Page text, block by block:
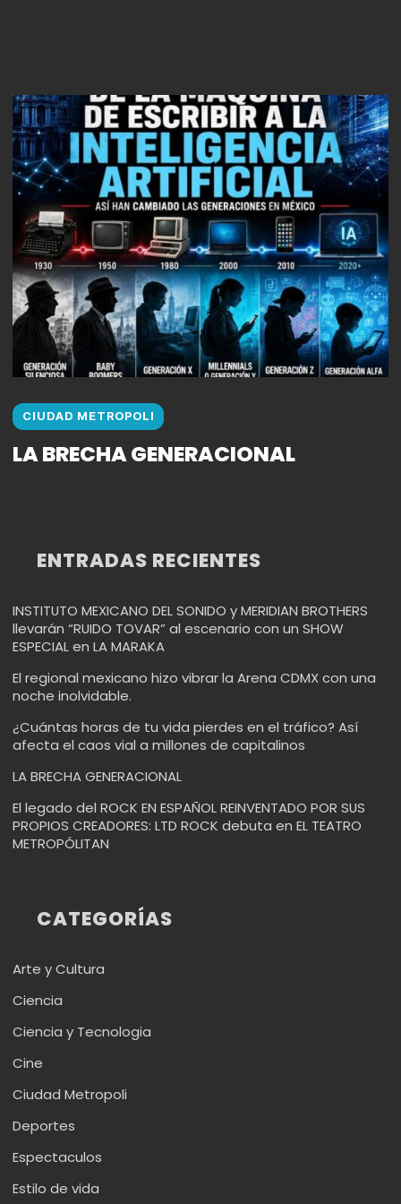
CIUDAD METROPOLI
LA BRECHA GENERACIONAL
ENTRADAS RECIENTES
INSTITUTO MEXICANO DEL SONIDO y MERIDIAN BROTHERS
llevarán “RUIDO TOVAR” al escenario con un SHOW
ESPECIAL en LA MARAKA
El regional mexicano hizo vibrar la Arena CDMX con una
noche inolvidable.
¿Cuántas horas de tu vida pierdes en el tráfico? Así
afecta el caos vial a millones de capitalinos
LA BRECHA GENERACIONAL
El legado del ROCK EN ESPAÑOL REINVENTADO POR SUS
PROPIOS CREADORES: LTD ROCK debuta en EL TEATRO
METROPÓLITAN
CATEGORÍAS
Arte y Cultura
Ciencia
Ciencia y Tecnologia
Cine
Ciudad Metropoli
Deportes
Espectaculos
Estilo de vida